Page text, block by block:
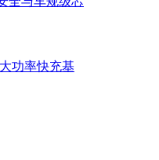
功率快充基